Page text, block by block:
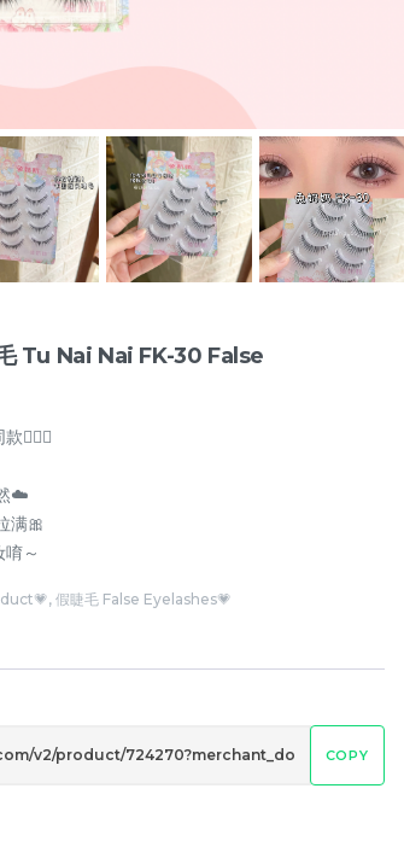
Tu Nai Nai FK-30 False
🧚🏻‍♀️
☁️
满🎀
～
假睫毛 False Eyelashes💗
COPY